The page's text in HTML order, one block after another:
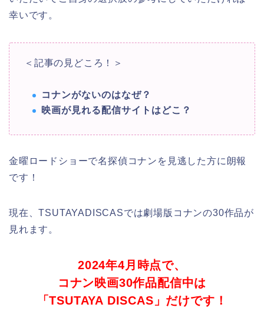
幸いです。
＜記事の見どころ！＞
コナンがないのはなぜ？
映画が見れる配信サイトはどこ？
金曜ロードショーで名探偵コナンを見逃した方に朗報
です！
現在、TSUTAYADISCASでは劇場版コナンの30作品が
見れます。
2024年4月時点で、
コナン映画30作品配信中は
「TSUTAYA DISCAS」だけです！